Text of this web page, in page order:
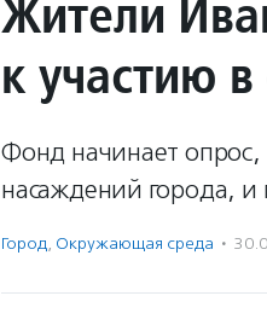
Жители
к участию
Фонд начинает опрос,
насаждений города,
Город, Окружающая среда ·